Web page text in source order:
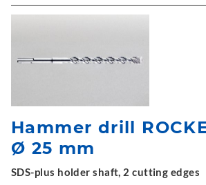
Hammer drill
Ø 25 mm
SDS-plus holder shaft, 2 cutting edges